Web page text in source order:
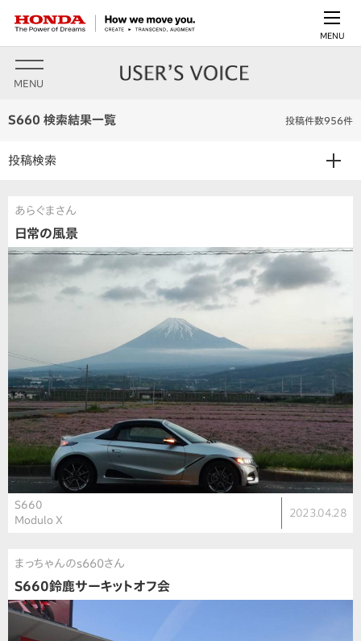
MENU
MENU
S660 検索結果一覧 投稿件数956件
投稿検索
あらぐまさん
日常の風景
S660
Modulo X
2023.04.28
まっちゃんのs660さん
S660鈴鹿サーキットオフ会